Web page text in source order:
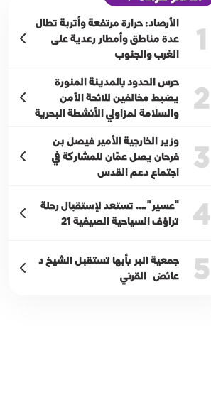
1
الأرصاد: حرارة مرتفعة وأتربة تطال
عدة مناطق وأمطار رعدية على
الغرب والجنوب
2
حرس الحدود بالمدينة المنورة
يضبط مخالفين للائحة الأمن
والسلامة لمزاولي الأنشطة البحرية
3
وزير الخارجية الأمير فيصل بن
فرحان يصل عمّان للمشاركة في
اجتماع دعم القدس
4
"عسير"…. تستعد لإستقبال رحلة
تراؤف السياحية الصيفية 21
5
جمعية البر بأبها تستقبل الشيخ د
عائض القرني